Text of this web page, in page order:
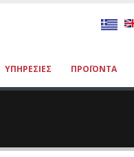
ΥΠΗΡΕΣΊΕΣ ΠΡΟΪΌΝΤΑ